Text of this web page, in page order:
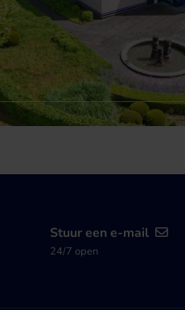
Stuur een e-mail
24/7 open